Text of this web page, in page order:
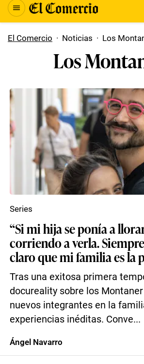
El Comercio · Noticias · Los
Los
“Si mi hija se ponía a
corriendo a verla.
claro que mi familia es la
Tras una exitosa primera
docureality sobre los
nuevos integrantes en la
experiencias inéditas. Conve...
Series
Ángel Navarro